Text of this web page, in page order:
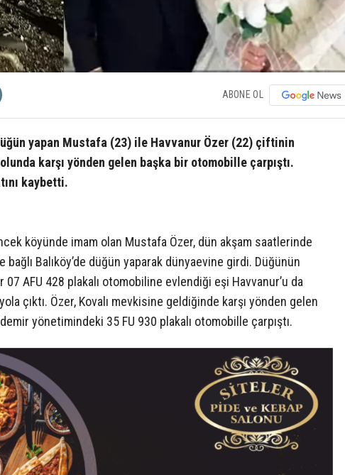
ABONE OL
yapan Mustafa (23) ile Havvanur Özer (22) çiftinin
karşı yönden gelen başka bir otomobille çarpıştı.
kaybetti.
köyünde imam olan Mustafa Özer, dün akşam saatlerinde
Balıköy’de düğün yaparak dünyaevine girdi. Düğünün
07 AFU 428 plakalı otomobiline evlendiği eşi Havvanur’u da
çıktı. Özer, Kovalı mevkisine geldiğinde karşı yönden gelen
yönetimindeki 35 FU 930 plakalı otomobille çarpıştı.